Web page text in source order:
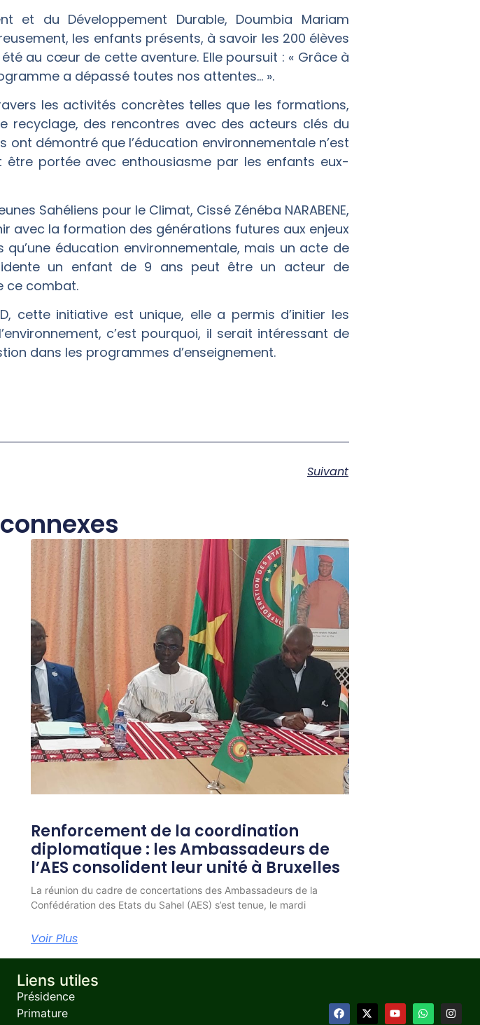
et du Développement Durable, Doumbia Mariam
les enfants présents, à savoir les 200 élèves
au cœur de cette aventure. Elle poursuit : « Grâce à
a dépassé toutes nos attentes… ».
les activités concrètes telles que les formations,
recyclage, des rencontres avec des acteurs clés du
démontré que l’éducation environnementale n’est
être portée avec enthousiasme par les enfants eux-
Sahéliens pour le Climat, Cissé Zénéba NARABENE,
avec la formation des générations futures aux enjeux
qu’une éducation environnementale, mais un acte de
un enfant de 9 ans peut être un acteur de
ce combat.
cette initiative est unique, elle a permis d’initier les
c’est pourquoi, il serait intéressant de
dans les programmes d’enseignement.
Suivant
Renforcement de la coordination
diplomatique : les Ambassadeurs de
l’AES consolident leur unité à Bruxelles
La réunion du cadre de concertations des Ambassadeurs de la
Confédération des Etats du Sahel (AES) s’est tenue, le mardi
Voir Plus
Liens utiles
Présidence
Primature